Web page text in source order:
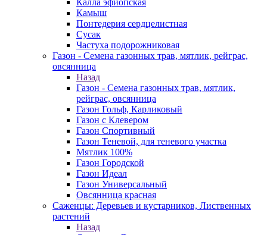
Калла эфиопская
Камыш
Понтедерия сердцелистная
Сусак
Частуха подорожниковая
Газон - Семена газонных трав, мятлик, рейграс,
овсянница
Назад
Газон - Семена газонных трав, мятлик,
рейграс, овсянница
Газон Гольф, Карликовый
Газон с Клевером
Газон Спортивный
Газон Теневой, для теневого участка
Мятлик 100%
Газон Городской
Газон Идеал
Газон Универсальный
Овсянница красная
Саженцы: Деревьев и кустарников, Лиственных
растений
Назад